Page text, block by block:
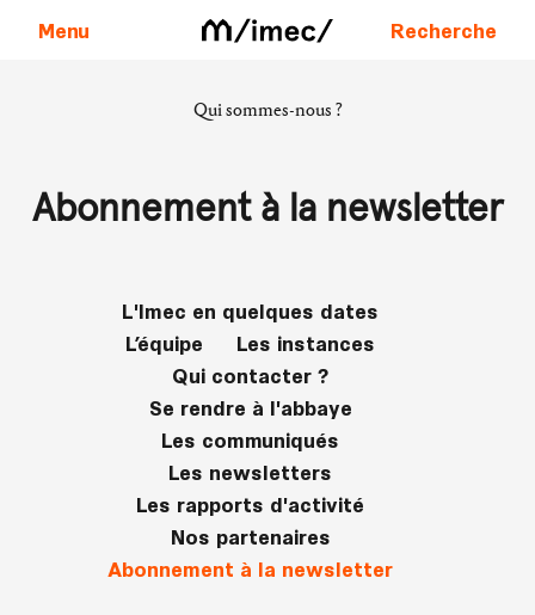
Menu Recherche
Qui sommes-nous ?
Abonnement à la newsletter
L'Imec en quelques dates
L’équipe
Les instances
Qui contacter ?
Se rendre à l'abbaye
Les communiqués
Les newsletters
Les rapports d'activité
Nos partenaires
Abonnement à la newsletter